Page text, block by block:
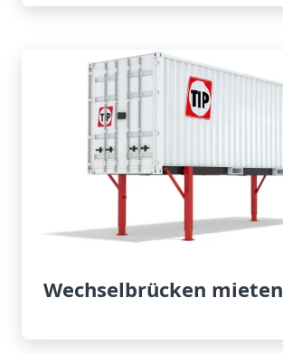
Wechselbrücken mieten